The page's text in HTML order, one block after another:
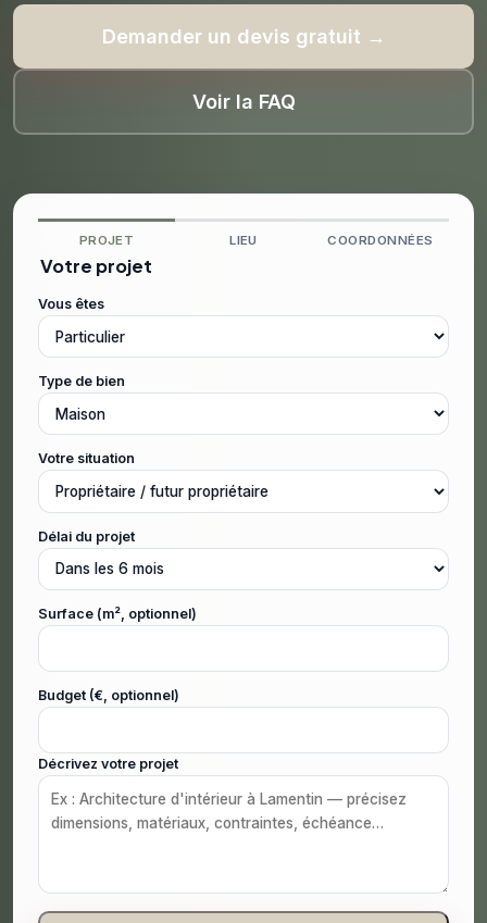
Demander un devis gratuit →
Voir la FAQ
PROJET LIEU COORDONNÉES
Votre projet
Vous êtes
Type de bien
Votre situation
Délai du projet
Surface (m², optionnel)
Budget (€, optionnel)
Décrivez votre projet